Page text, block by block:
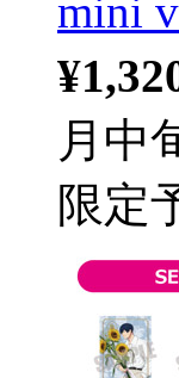
mini
月中
限定